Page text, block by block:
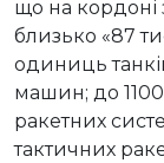
що на кордоні
близько «87
одиниць
машин; до
ракетних
тактичних